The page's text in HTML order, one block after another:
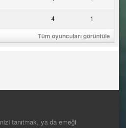
4 1
Tüm oyuncuları görüntüle
tanıtmak, ya da emeği